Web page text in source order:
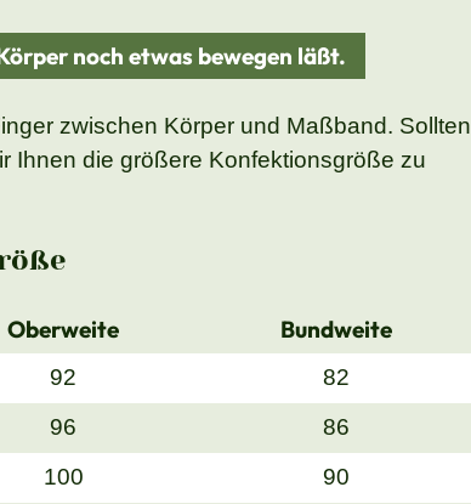
noch etwas bewegen läßt.
zwischen Körper und Maßband. Sollten
Ihnen die größere Konfektionsgröße zu
Oberweite
Bundweite
92 82
96 86
100 90